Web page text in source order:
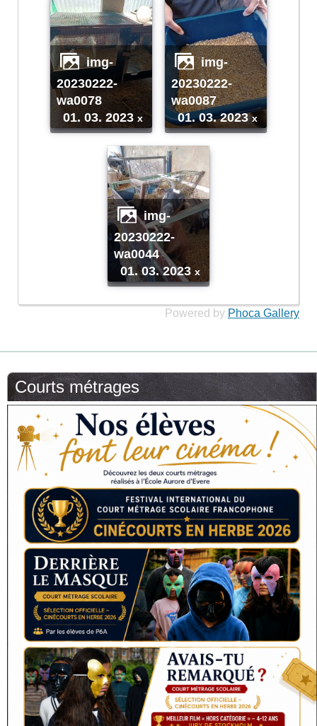
img-
20230222-
wa0078
01. 03. 2023x
img-
20230222-
wa0087
01. 03. 2023x
img-
20230222-
wa0044
01. 03. 2023x
Powered by Phoca Gallery
Courts métrages